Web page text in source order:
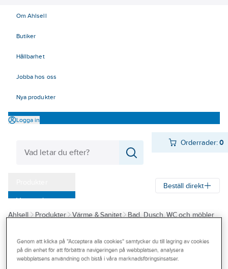
Om Ahlsell
Butiker
Hållbarhet
Jobba hos oss
Nya produkter
Logga in
Orderrader:0
Varumärken
Kampanjer
Branscher
Beställ direkt
Ahlsell Produkter Värme & Sanitet
Bad, Dusch, WC och möbler
Övriga duschanordningar
Genom att klicka på "Acceptera alla cookies" samtycker du till lagring av cookies
på din enhet för att förbättra navigeringen på webbplatsen, analysera
webbplatsens användning och bistå i våra marknadsföringsinsatser.